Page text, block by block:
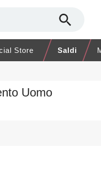
Store Saldi
Uomo